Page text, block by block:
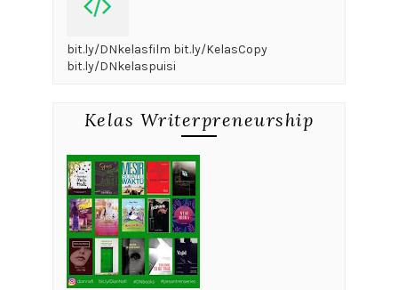
bit.ly/DNkelasfilm bit.ly/KelasCopy
bit.ly/DNkelaspuisi
Kelas Writerpreneurship